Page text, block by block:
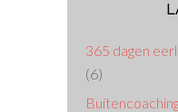
365 dagen
(6)